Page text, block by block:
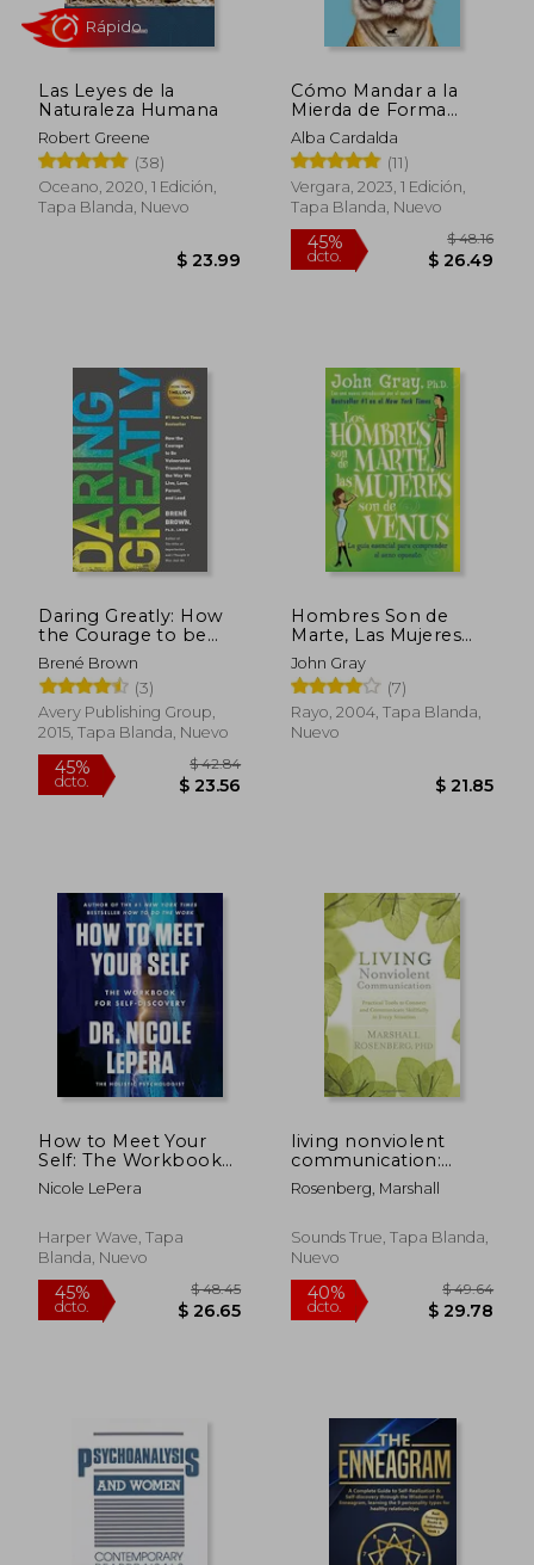
dcto. $ 42.53 dcto.
40%
dcto.
40%
dcto.
Las Leyes de la
Naturaleza Humana
Robert Greene
(38)
Oceano, 2020, 1 Edición,
Tapa Blanda, Nuevo
Rápido
Cómo Mandar a la
Mierda de Forma
Educada
Alba Cardalda
(11)
Vergara, 2023, 1 Edición,
Tapa Blanda, Nuevo
45%
dcto.
Daring Greatly: How
the Courage to be
Vulnerable
Transforms the way
we Live, Love, Parent,
and Lead (en Inglés)
Brené Brown
(3)
Avery Publishing Group,
2015, Tapa Blanda, Nuevo
Hombres Son de
Marte, Las Mujeres
Son de Venus, Los
John Gray
(7)
Rayo, 2004, Tapa Blanda,
Nuevo
How to Meet Your
Self: The Workbook
for Self-Discovery (en
Inglés)
Nicole LePera
Harper Wave, Tapa
Blanda, Nuevo
living nonviolent
communication:
practical tools to
connect and
skillfully in every
situation (en Inglés)
Rosenberg, Marshall
Sounds True, Tapa Blanda,
Nuevo